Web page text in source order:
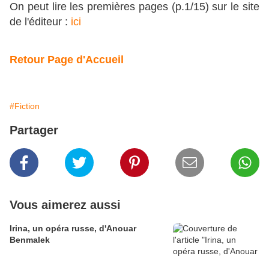
On peut lire les premières pages (p.1/15) sur le site
de l'éditeur : ici
Retour Page d'Accueil
#Fiction
Partager
Vous aimerez aussi
Irina, un opéra russe, d'Anouar
Benmalek